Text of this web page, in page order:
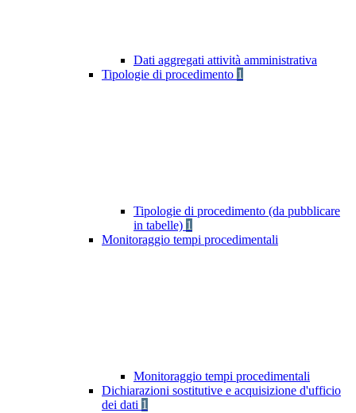
Dati aggregati attività amministrativa
Tipologie di procedimento 1
Tipologie di procedimento (da pubblicare
in tabelle) 1
Monitoraggio tempi procedimentali
Monitoraggio tempi procedimentali
Dichiarazioni sostitutive e acquisizione d'ufficio
dei dati 1